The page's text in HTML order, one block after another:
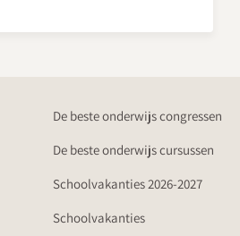
De beste onderwijs congressen
De beste onderwijs cursussen
Schoolvakanties 2026-2027
Schoolvakanties